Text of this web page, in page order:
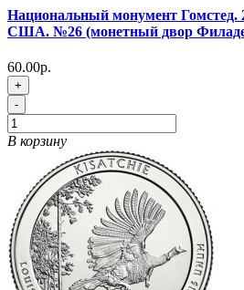
Национальный монумент Гомстед.
США. №26 (монетный двор
60.00р.
+
-
В корзину